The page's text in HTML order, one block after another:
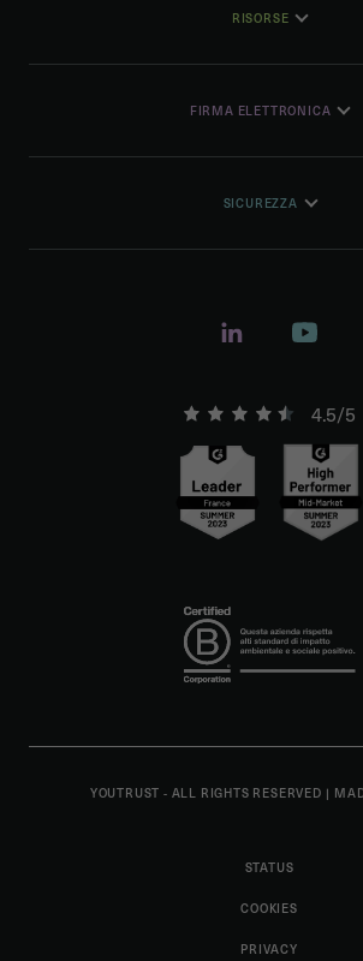
RISORSE
FIRMA ELETTRONICA
SICUREZZA
4.5/5
YOUTRUST - ALL RIGHTS RESERVED |
STATUS
COOKIES
PRIVACY